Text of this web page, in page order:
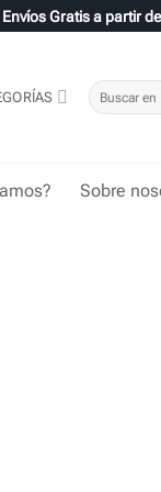
Envíos Gratis a partir
Buscar
por:
Sobre